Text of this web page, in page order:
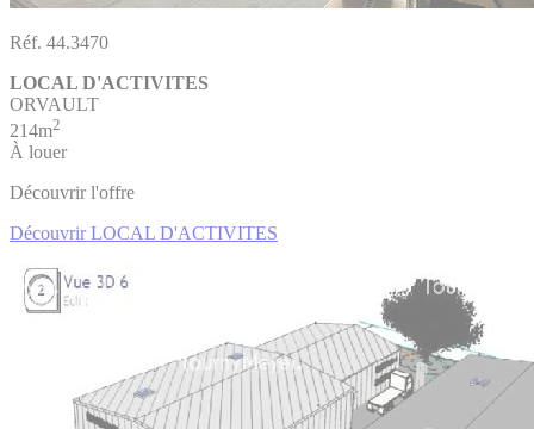
Réf. 44.3470
LOCAL D'ACTIVITES
ORVAULT
214m2
À louer
Découvrir l'offre
Découvrir LOCAL D'ACTIVITES